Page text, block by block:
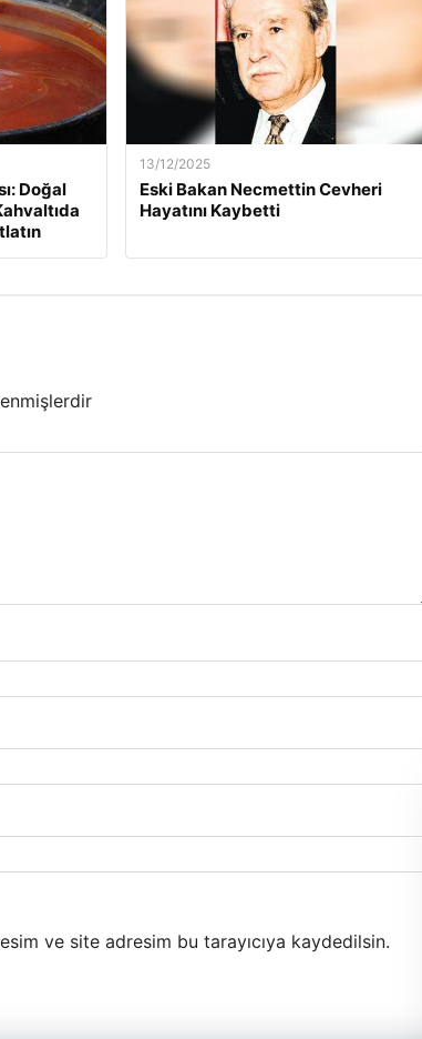
Doğal
13/12/2025
Eski Bakan Necmettin Cevheri
Hayatını Kaybetti
ve site adresim bu tarayıcıya kaydedilsin.